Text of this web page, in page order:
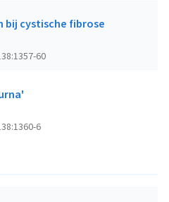
cystische fibrose
60
6